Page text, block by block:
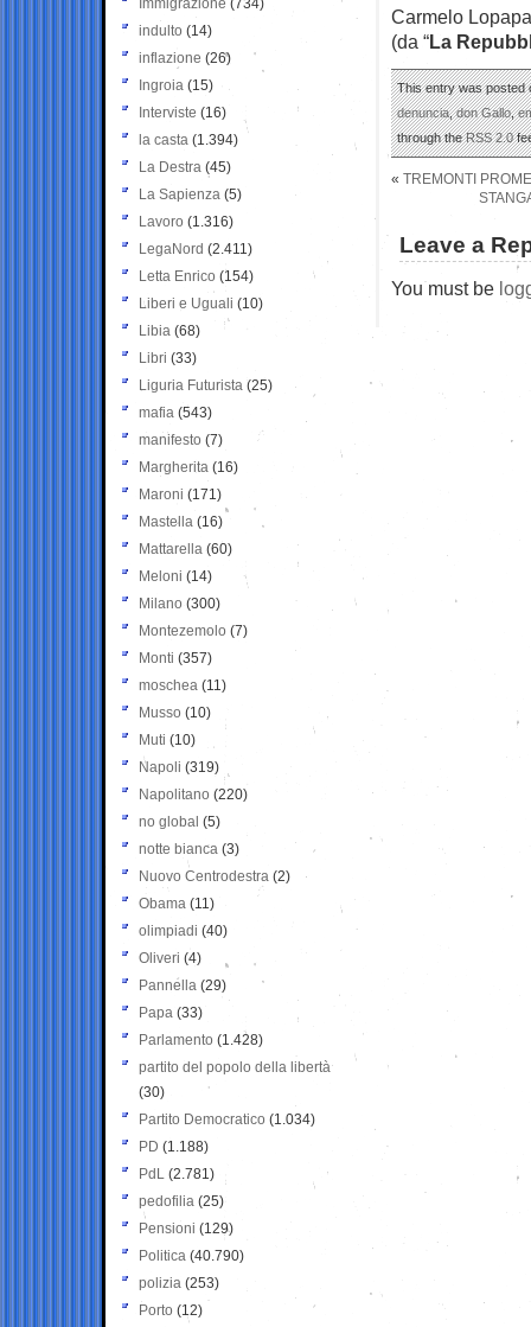
Carmelo Lopapa
(da “La
This entry was posted
denuncia,don Gallo,
through theRSS 2.0
« TREMONTI
Leave a
You must be
Immigrazione (734)
indulto (14)
inflazione (26)
Ingroia (15)
Interviste (16)
la casta (1.394)
La Destra (45)
La Sapienza (5)
Lavoro (1.316)
LegaNord (2.411)
Letta Enrico (154)
Liberi e Uguali (10)
Libia (68)
Libri (33)
Liguria Futurista (25)
mafia (543)
manifesto (7)
Margherita (16)
Maroni (171)
Mastella (16)
Mattarella (60)
Meloni (14)
Milano (300)
Montezemolo (7)
Monti (357)
moschea (11)
Musso (10)
Muti (10)
Napoli (319)
Napolitano (220)
no global (5)
notte bianca (3)
Nuovo Centrodestra (2)
Obama (11)
olimpiadi (40)
Oliveri (4)
Pannella (29)
Papa (33)
Parlamento (1.428)
partito del popolo della libertà
(30)
Partito Democratico (1.034)
PD (1.188)
PdL (2.781)
pedofilia (25)
Pensioni (129)
Politica (40.790)
polizia (253)
Porto (12)